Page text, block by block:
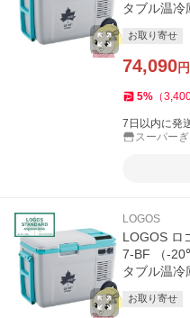
タブル温
お取り寄せ
74,090円
5% （
7日以内に発
スーパー
LOGOS
LOGOS ロ
7-BF （-
タブル温冷
お取り寄せ